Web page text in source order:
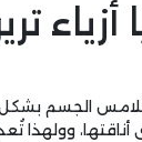
أزياء
تلامس الجسم
وولهذا تُعد